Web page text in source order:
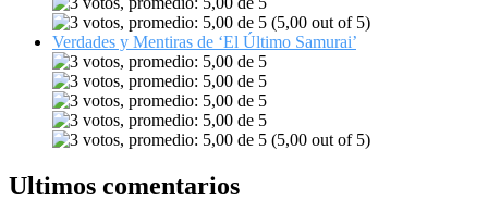
(5,00 out of 5)
Verdades y Mentiras de ‘El Último Samurai’
(5,00 out of 5)
Ultimos comentarios